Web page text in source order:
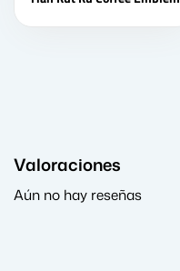
Valoraciones
Aún no hay reseñas